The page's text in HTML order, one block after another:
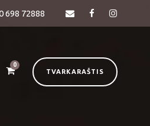
698 72888
0
TVARKARAŠTIS